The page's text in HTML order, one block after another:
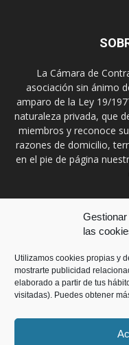
las
Utilizamos cookies propias y
mostrarte publicidad
elaborado a partir de tus
visitadas). Puedes obtener
La Cámara de
asociación sin ánimo
amparo de la Ley 19/
naturaleza privada, que
miembros y reconoce
razones de domicilio,
en el pie de página
Contáctanos: